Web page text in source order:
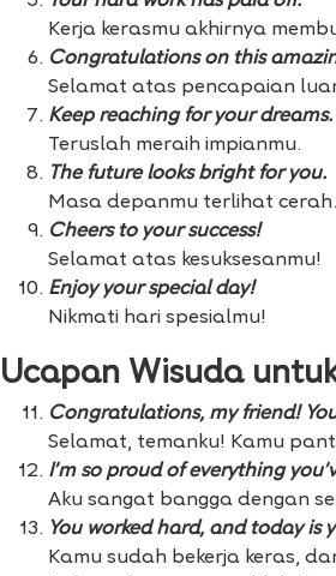
Kerja kerasmu akhirnya
Congratulations on this
Selamat atas pencapaian
Keep reaching for your dreams.
Teruslah meraih impianmu.
The future looks bright for you.
Masa depanmu terlihat cerah.
Cheers to your success!
Selamat atas kesuksesanmu!
Enjoy your special day!
Nikmati hari spesialmu!
Ucapan Wisuda
Congratulations, my friend!
Selamat, temanku! Kamu
I’m so proud of everything
Aku sangat bangga dengan
You worked hard, and today is
Kamu sudah bekerja keras,